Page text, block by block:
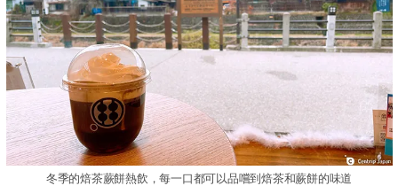
冬季的焙茶蕨餅熱飲，每一口都可以品嚐到焙茶和蕨餅的味道